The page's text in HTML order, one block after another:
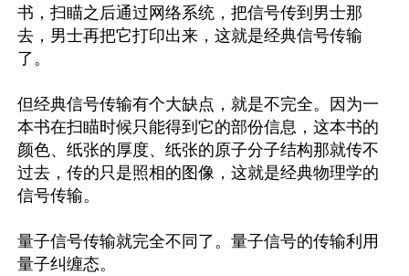
书，扫瞄之后通过网络系统，把信号传到男士那
去，男士再把它打印出来，这就是经典信号传输
了。
但经典信号传输有个大缺点，就是不完全。因为一
本书在扫瞄时候只能得到它的部份信息，这本书的
颜色、纸张的厚度、纸张的原子分子结构那就传不
过去，传的只是照相的图像，这就是经典物理学的
信号传输。
量子信号传输就完全不同了。量子信号的传输利用
量子纠缠态。